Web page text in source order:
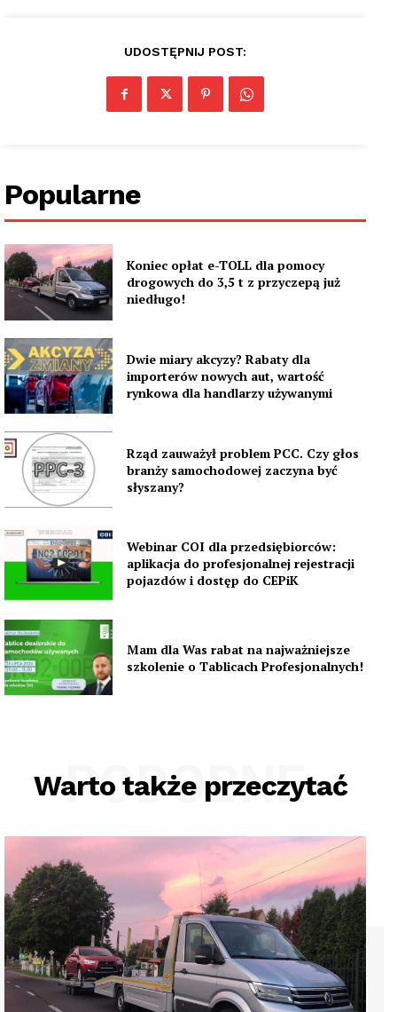
UDOSTĘPNIJ POST:
Popularne
Koniec opłat e-TOLL dla pomocy
drogowych do 3,5 t z przyczepą już
niedługo!
Dwie miary akcyzy? Rabaty dla
importerów nowych aut, wartość
rynkowa dla handlarzy używanymi
Rząd zauważył problem PCC. Czy głos
branży samochodowej zaczyna być
słyszany?
Webinar COI dla przedsiębiorców:
aplikacja do profesjonalnej rejestracji
pojazdów i dostęp do CEPiK
Mam dla Was rabat na najważniejsze
szkolenie o Tablicach Profesjonalnych!
Warto także przeczytać
PODOBNE